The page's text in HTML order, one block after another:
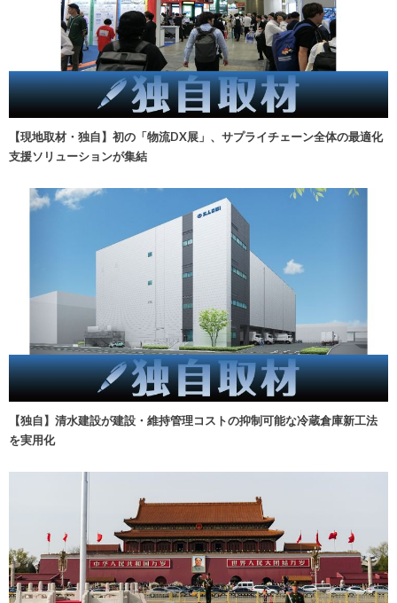
【現地取材・独自】初の「物流DX展」、サプライチェーン全体の最適化
支援ソリューションが集結
【独自】清水建設が建設・維持管理コストの抑制可能な冷蔵倉庫新工法
を実用化